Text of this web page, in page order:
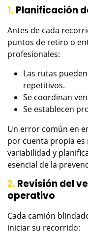
1. Planificación
Antes de cada
puntos de retiro o
profesionales:
Las rutas
repetitivos.
Se coordinan
Se establecen
Un error común en
por cuenta propia
variabilidad y
esencial de la
2. Revisión del
operativo
Cada camión
iniciar su recorrido: